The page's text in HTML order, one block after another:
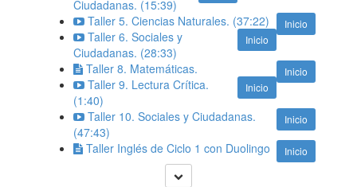
Ciudadanas. (15:39)
Inicio
Taller 5. Ciencias Naturales. (37:22)
Inicio
Taller 6. Sociales y
Ciudadanas. (28:33)
Inicio
Taller 8. Matemáticas.
Inicio
Taller 9. Lectura Crítica.
(1:40)
Inicio
Taller 10. Sociales y Ciudadanas.
(47:43)
Inicio
Taller Inglés de Ciclo 1 con Duolingo